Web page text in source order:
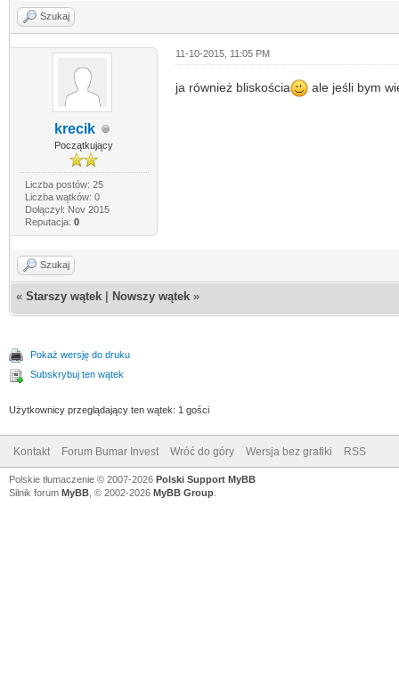
Szukaj
krecik
Początkujący
Liczba postów: 25
Liczba wątków: 0
Dołączył: Nov 2015
Reputacja: 0
11-10-2015, 11:05 PM
ja również bliskościa ale jeśli bym
Szukaj
« Starszy wątek Nowszy wątek »
Pokaż wersję do druku
Subskrybuj ten wątek
Użytkownicy przeglądający ten wątek: 1 gości
Kontakt Forum Bumar Invest Wróć do góry Wersja bez grafiki RSS
Polskie tłumaczenie © 2007-2026 Polski Support MyBB
Silnik forum MyBB , © 2002-2026 MyBB Group